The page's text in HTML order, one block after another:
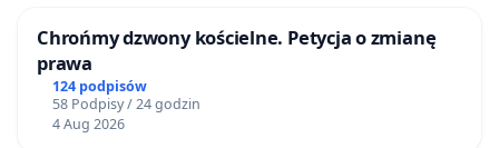
Chrońmy dzwony kościelne. Petycja o zmianę
prawa
124 podpisów
58 Podpisy / 24 godzin
4 Aug 2026